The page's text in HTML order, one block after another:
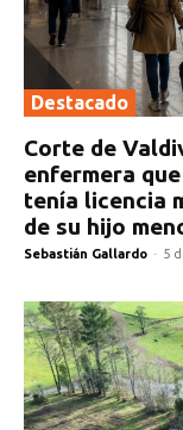
Destacado
Corte de
enfermera
tenía licencia
de su hijo
Sebastián Gallardo - 5